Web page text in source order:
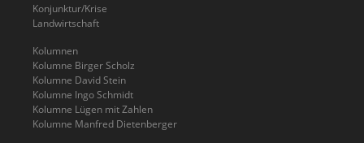
Konjunktur/Krise
Landwirtschaft
Kolumnen
Kolumne Birger Scholz
Kolumne David Stein
Kolumne Ingo Schmidt
Kolumne Lügen mit Zahlen
Kolumne Manfred Dietenberger